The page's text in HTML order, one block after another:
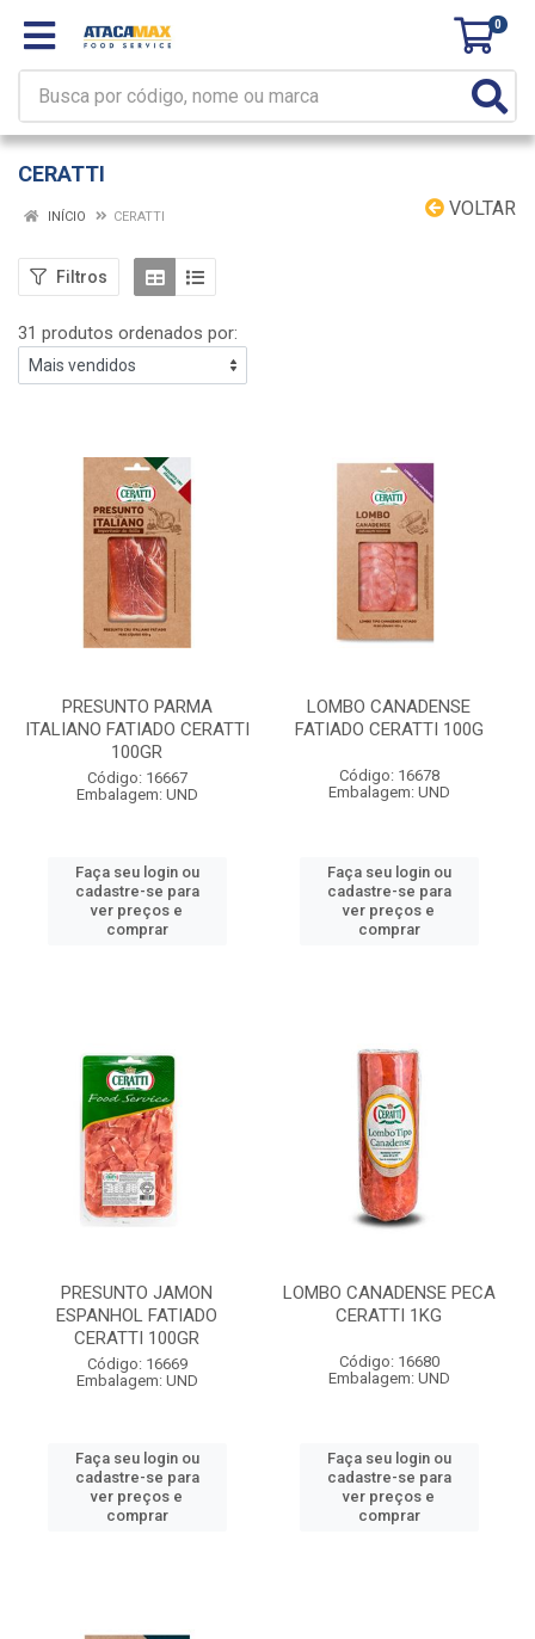
0
CERATTI
VOLTAR
INÍCIO CERATTI
Filtros
31 produtos ordenados por:
PRESUNTO PARMA
ITALIANO FATIADO CERATTI
100GR
Código: 16667
Embalagem: UND
Faça seu login ou
cadastre-se para
ver preços e
comprar
LOMBO CANADENSE
FATIADO CERATTI 100G
Código: 16678
Embalagem: UND
Faça seu login ou
cadastre-se para
ver preços e
comprar
PRESUNTO JAMON
ESPANHOL FATIADO
CERATTI 100GR
Código: 16669
Embalagem: UND
Faça seu login ou
cadastre-se para
ver preços e
comprar
LOMBO CANADENSE PECA
CERATTI 1KG
Código: 16680
Embalagem: UND
Faça seu login ou
cadastre-se para
ver preços e
comprar